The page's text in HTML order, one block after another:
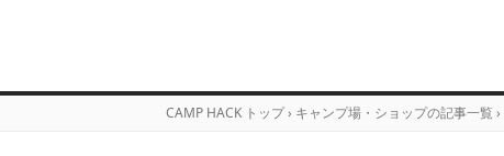
CAMP HACK トップ › キャンプ場・ショップの記事一覧 ›